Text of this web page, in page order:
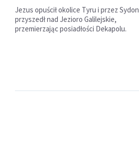
Jezus opuścił okolice Tyru i przez Sydon
przyszedł nad Jezioro Galilejskie,
przemierzając posiadłości Dekapolu.